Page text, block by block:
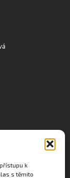
k
s těmito
4808